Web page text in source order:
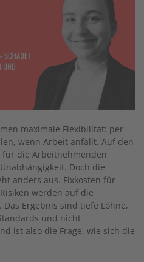
maximale Flexibilität: per
wenn Arbeit anfällt. Auf den
für die Arbeitnehmenden
Doch die
anders aus. Fixkosten für
werden auf die
Ergebnis sind tiefe Löhne,
und nicht
ist also die Frage, wie sich die